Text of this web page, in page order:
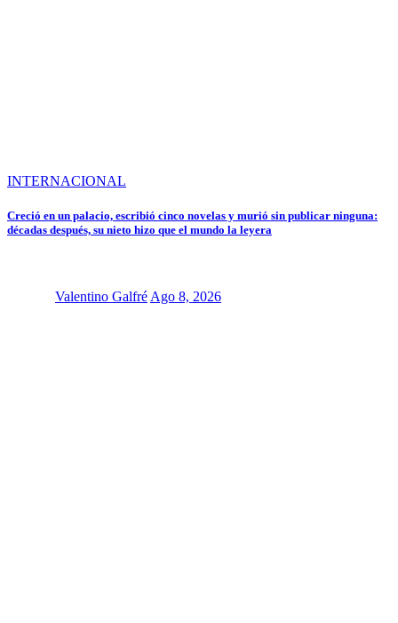
INTERNACIONAL
Creció en un palacio, escribió cinco novelas y murió sin publicar ninguna:
décadas después, su nieto hizo que el mundo la leyera
Valentino Galfré Ago 8, 2026